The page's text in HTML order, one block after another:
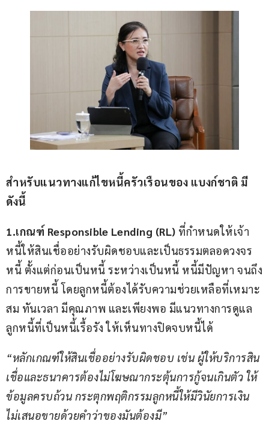
สำหรับแนวทางแก้ไขหนี้ครัวเรือนของ แบงก์ชาติ มี
ดังนี้
1.เกณฑ์ Responsible Lending (RL) ที่กำหนดให้เจ้า
หนี้ให้สินเชื่ออย่างรับผิดชอบและเป็นธรรมตลอดวงจร
หนี้ ตั้งแต่ก่อนเป็นหนี้ ระหว่างเป็นหนี้ หนี้มีปัญหา จนถึง
การขายหนี้ โดยลูกหนี้ต้องได้รับความช่วยเหลือที่เหมาะ
สม ทันเวลา มีคุณภาพ และเพียงพอ มีแนวทางการดูแล
ลูกหนี้ที่เป็นหนี้เรื้อรัง ให้เห็นทางปิดจบหนี้ได้
“หลักเกณฑ์ให้สินเชื่ออย่างรับผิดชอบ เช่น ผู้ให้บริการสิน
เชื่อและธนาคารต้องไม่โฆษณากระตุ้นการกู้จนเกินตัว ให้
ข้อมูลครบถ้วน กระตุกพฤติกรรมลูกหนี้ให้มีวินัยการเงิน
ไม่เสนอขายด้วยคำว่าของมันต้องมี”